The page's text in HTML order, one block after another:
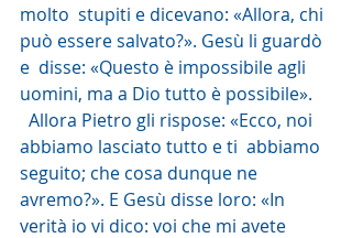
molto  stupiti e dicevano: «Allora, chi
può essere salvato?». Gesù li guardò
e  disse: «Questo è impossibile agli
uomini, ma a Dio tutto è possibile».
abbiamo lasciato tutto e ti  abbiamo
seguito; che cosa dunque ne
avremo?». E Gesù disse loro: «In
verità io vi dico: voi che mi avete